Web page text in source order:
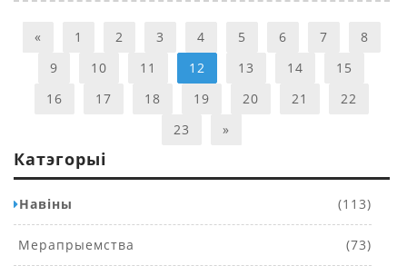
« 1 2 3 4 5 6 7
8
9
10 11 12 13 14
15
16
17 18 19 20 21
22
23
»
Катэгорыі
Навіны (113)
Мерапрыемства (73)